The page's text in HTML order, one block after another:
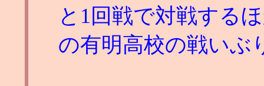
と1回戦で対戦する
の有明高校の戦いぶ